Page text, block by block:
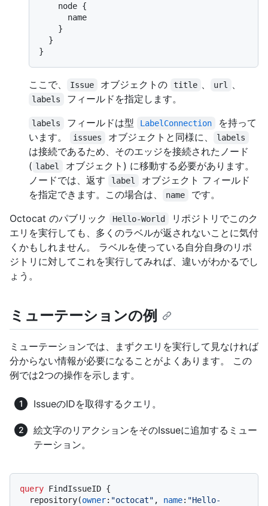
    node
{
}
}
}
ここで、 Issue オブジェクトの title url
labels フィールドを指定します。
labels フィールドは型 LabelConnection
を持って
います。
issues オブジェクトと同様に、 labels
は接続であるため、そのエッジを接続されたノード
( label
オブジェクト) に移動する必要があります。
ノードでは、返す
label
オブジェクト フィールド
を指定できます。この場合は、
name
です。
Octocat のパブリック
Hello-World
リポジトリでこのク
エリを実行しても、多くのラベルが返されないことに気付
くかもしれません。 ラベルを使っている自分自身のリポ
ジトリに対してこれを実行してみれば、違いがわかるでし
ょう。
ミューテーションの例
ミューテーションでは、まずクエリを実行して見なければ
分からない情報が必要になることがよくあります。 この
例では2つの操作を示します。
IssueのIDを取得するクエリ。
絵文字のリアクションをそのIssueに追加するミュー
テーション。
query FindIssueID {
  repository
(owner: "octocat" , name: "Hello-